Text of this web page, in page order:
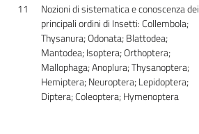
11
Nozioni di sistematica e conoscenza dei
principali ordini di Insetti: Collembola;
Thysanura; Odonata; Blattodea;
Mantodea; Isoptera; Orthoptera;
Mallophaga; Anoplura; Thysanoptera;
Hemiptera; Neuroptera; Lepidoptera;
Diptera; Coleoptera; Hymenoptera